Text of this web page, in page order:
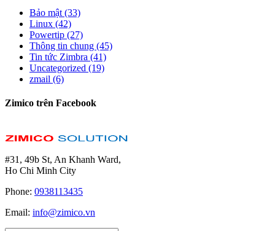
Bảo mật (33)
Linux (42)
Powertip (27)
Thông tin chung (45)
Tin tức Zimbra (41)
Uncategorized (19)
zmail (6)
Zimico trên Facebook
#31, 49b St, An Khanh Ward,
Ho Chi Minh City
Phone: 0938113435
Email: info@zimico.vn